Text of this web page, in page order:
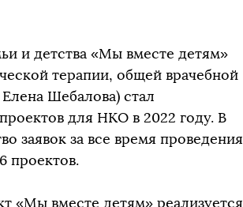
и детства «Мы вместе детям»
терапии, общей врачебной
Шебалова) стал
для НКО в 2022 году. В
заявок за все время проведения
проектов.
«Мы вместе детям» реализуется